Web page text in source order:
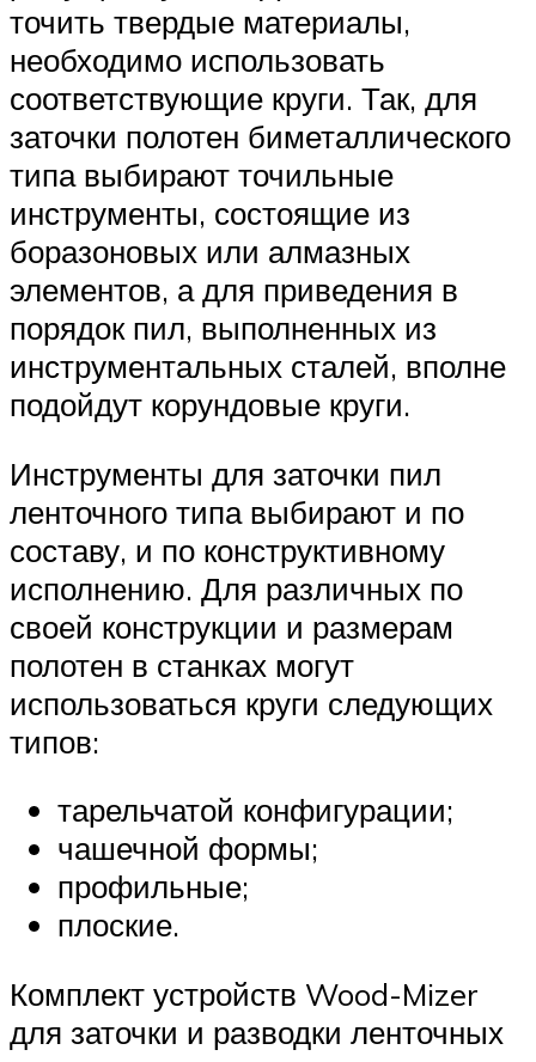
точить твердые материалы,
необходимо использовать
соответствующие круги. Так, для
заточки полотен биметаллического
типа выбирают точильные
инструменты, состоящие из
боразоновых или алмазных
элементов, а для приведения в
порядок пил, выполненных из
инструментальных сталей, вполне
подойдут корундовые круги.
Инструменты для заточки пил
ленточного типа выбирают и по
составу, и по конструктивному
исполнению. Для различных по
своей конструкции и размерам
полотен в станках могут
использоваться круги следующих
типов:
тарельчатой конфигурации;
чашечной формы;
профильные;
плоские.
Комплект устройств Wood-Mizer
для заточки и разводки ленточных